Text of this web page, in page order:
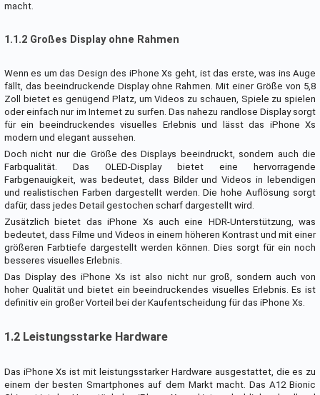
macht.
1.1.2 Großes Display ohne Rahmen
Wenn es um das Design des iPhone Xs geht, ist das erste, was ins Auge
fällt, das beeindruckende Display ohne Rahmen. Mit einer Größe von 5,8
Zoll bietet es genügend Platz, um Videos zu schauen, Spiele zu spielen
oder einfach nur im Internet zu surfen. Das nahezu randlose Display sorgt
für ein beeindruckendes visuelles Erlebnis und lässt das iPhone Xs
modern und elegant aussehen.
Doch nicht nur die Größe des Displays beeindruckt, sondern auch die
Farbqualität. Das OLED-Display bietet eine hervorragende
Farbgenauigkeit, was bedeutet, dass Bilder und Videos in lebendigen
und realistischen Farben dargestellt werden. Die hohe Auflösung sorgt
dafür, dass jedes Detail gestochen scharf dargestellt wird.
Zusätzlich bietet das iPhone Xs auch eine HDR-Unterstützung, was
bedeutet, dass Filme und Videos in einem höheren Kontrast und mit einer
größeren Farbtiefe dargestellt werden können. Dies sorgt für ein noch
besseres visuelles Erlebnis.
Das Display des iPhone Xs ist also nicht nur groß, sondern auch von
hoher Qualität und bietet ein beeindruckendes visuelles Erlebnis. Es ist
definitiv ein großer Vorteil bei der Kaufentscheidung für das iPhone Xs.
1.2 Leistungsstarke Hardware
Das iPhone Xs ist mit leistungsstarker Hardware ausgestattet, die es zu
einem der besten Smartphones auf dem Markt macht. Das A12 Bionic